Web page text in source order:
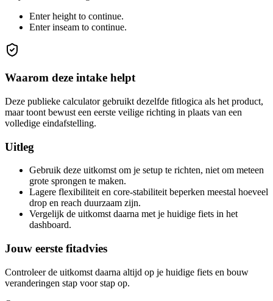
Enter height to continue.
Enter inseam to continue.
Waarom deze intake helpt
Deze publieke calculator gebruikt dezelfde fitlogica als het product,
maar toont bewust een eerste veilige richting in plaats van een
volledige eindafstelling.
Uitleg
Gebruik deze uitkomst om je setup te richten, niet om meteen
grote sprongen te maken.
Lagere flexibiliteit en core-stabiliteit beperken meestal hoeveel
drop en reach duurzaam zijn.
Vergelijk de uitkomst daarna met je huidige fiets in het
dashboard.
Jouw eerste fitadvies
Controleer de uitkomst daarna altijd op je huidige fiets en bouw
veranderingen stap voor stap op.